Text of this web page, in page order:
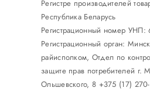
Регистре производителей
Республика Беларусь
Регистрационный номер УНП:
Регистрационный орган:
райисполком, Отдел по
защите прав потребителей г.
Ольшевского, 8 +375 (17)